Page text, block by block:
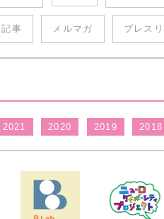
事 メルマガ プレス
2021 2020 2019 2018